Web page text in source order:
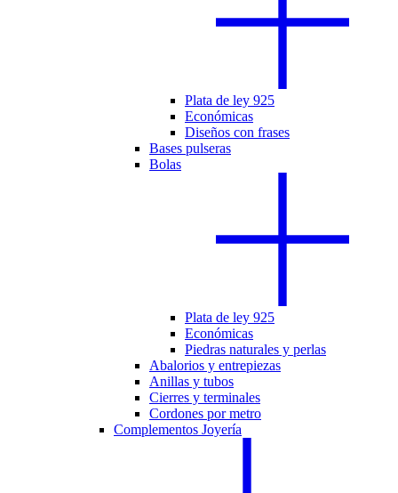
Plata de ley 925
Económicas
Diseños con frases
Bases pulseras
Bolas
Plata de ley 925
Económicas
Piedras naturales y perlas
Abalorios y entrepiezas
Anillas y tubos
Cierres y terminales
Cordones por metro
Complementos Joyería